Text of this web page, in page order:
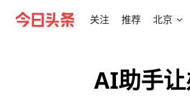
关注 推荐 北京
AI助手让